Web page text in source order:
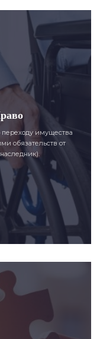
имущества
обязательств от